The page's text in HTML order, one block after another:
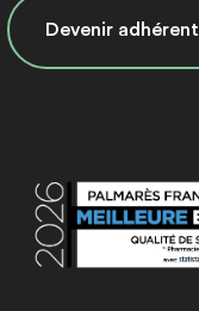
Devenir adhérent